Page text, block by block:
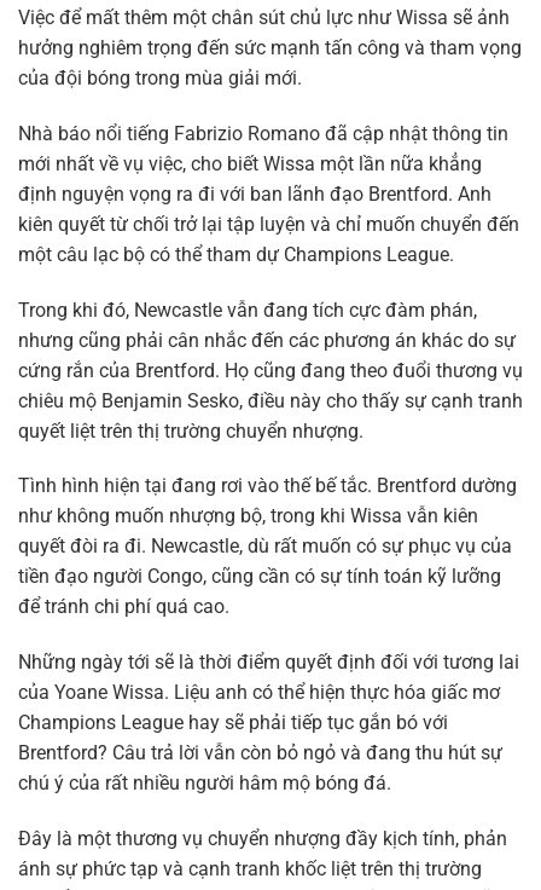
Việc để mất thêm một chân sút chủ lực như Wissa sẽ ảnh
hưởng nghiêm trọng đến sức mạnh tấn công và tham vọng
của đội bóng trong mùa giải mới.
Nhà báo nổi tiếng Fabrizio Romano đã cập nhật thông tin
mới nhất về vụ việc, cho biết Wissa một lần nữa khẳng
định nguyện vọng ra đi với ban lãnh đạo Brentford. Anh
kiên quyết từ chối trở lại tập luyện và chỉ muốn chuyển đến
một câu lạc bộ có thể tham dự Champions League.
Trong khi đó, Newcastle vẫn đang tích cực đàm phán,
nhưng cũng phải cân nhắc đến các phương án khác do sự
cứng rắn của Brentford. Họ cũng đang theo đuổi thương vụ
chiêu mộ Benjamin Sesko, điều này cho thấy sự cạnh tranh
quyết liệt trên thị trường chuyển nhượng.
Tình hình hiện tại đang rơi vào thế bế tắc. Brentford dường
như không muốn nhượng bộ, trong khi Wissa vẫn kiên
quyết đòi ra đi. Newcastle, dù rất muốn có sự phục vụ của
tiền đạo người Congo, cũng cần có sự tính toán kỹ lưỡng
để tránh chi phí quá cao.
Những ngày tới sẽ là thời điểm quyết định đối với tương lai
của Yoane Wissa. Liệu anh có thể hiện thực hóa giấc mơ
Champions League hay sẽ phải tiếp tục gắn bó với
Brentford? Câu trả lời vẫn còn bỏ ngỏ và đang thu hút sự
chú ý của rất nhiều người hâm mộ bóng đá.
Đây là một thương vụ chuyển nhượng đầy kịch tính, phản
ánh sự phức tạp và cạnh tranh khốc liệt trên thị trường